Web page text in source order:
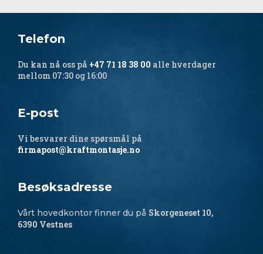
Telefon
Du kan nå oss på +47 71 18 38 00 alle hverdager
mellom 07:30 og 16:00
E-post
Vi besvarer dine spørsmål på
firmapost@kraftmontasje.no
Besøksadresse
Vårt hovedkontor finner du på Skorgeneset 10,
6390 Vestnes